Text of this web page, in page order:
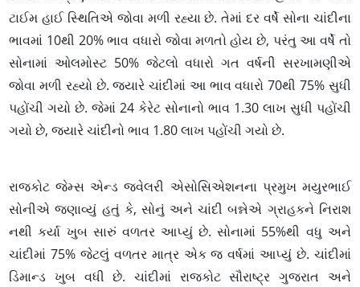
ટાઈમ હાઈ સ્થિતિએ જોવા મળી રહ્યા છે. તેમાં દર વર્ષે સોના ચાંદીના
ભાવમાં 10થી 20% ભાવ વધારો જોવા મળતો હોય છે, પરંતુ આ વર્ષે તો
સોનામાં ઓલમોસ્ટ 50% જેટલો વધારો ગત વર્ષની સરખામણીએ
જોવા મળી રહ્યો છે. જ્યારે ચાંદીમાં આ ભાવ વધારો 70થી 75% સુધી
પહોંચી ગયો છે. જેમાં 24 કેરેટ સોનાનો ભાવ 1.30 લાખ સુધી પહોંચી
ગયો છે, જ્યારે ચાંદીનો ભાવ 1.80 લાખ પહોંચી ગયો છે.
રાજકોટ જેમ્સ એન્ડ જવેલરી એસોસિએશનના પ્રમુખ મયુરભાઈ
સોનીએ જણાવ્યું હતું કે, સોનું અને ચાંદી બન્નેએ ગ્રાહકને નિરાશ
નથી કર્યા ખુબ સારું વળતર આપ્યું છે. સોનામાં 55%થી વધુ અને
ચાંદીમાં 75% જેટલું વળતર માત્ર એક જ વર્ષમાં આપ્યું છે. ચાંદીમાં
ડિમાન્ડ ખુબ વધી છે. ચાંદીમાં રાજકોટ સૌરાષ્ટ્ર ગુજરાત અને